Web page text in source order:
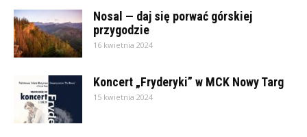
Nosal — daj się porwać górskiej
przygodzie
16 kwietnia 2024
Koncert „Fryderyki” w MCK Nowy Targ
15 kwietnia 2024